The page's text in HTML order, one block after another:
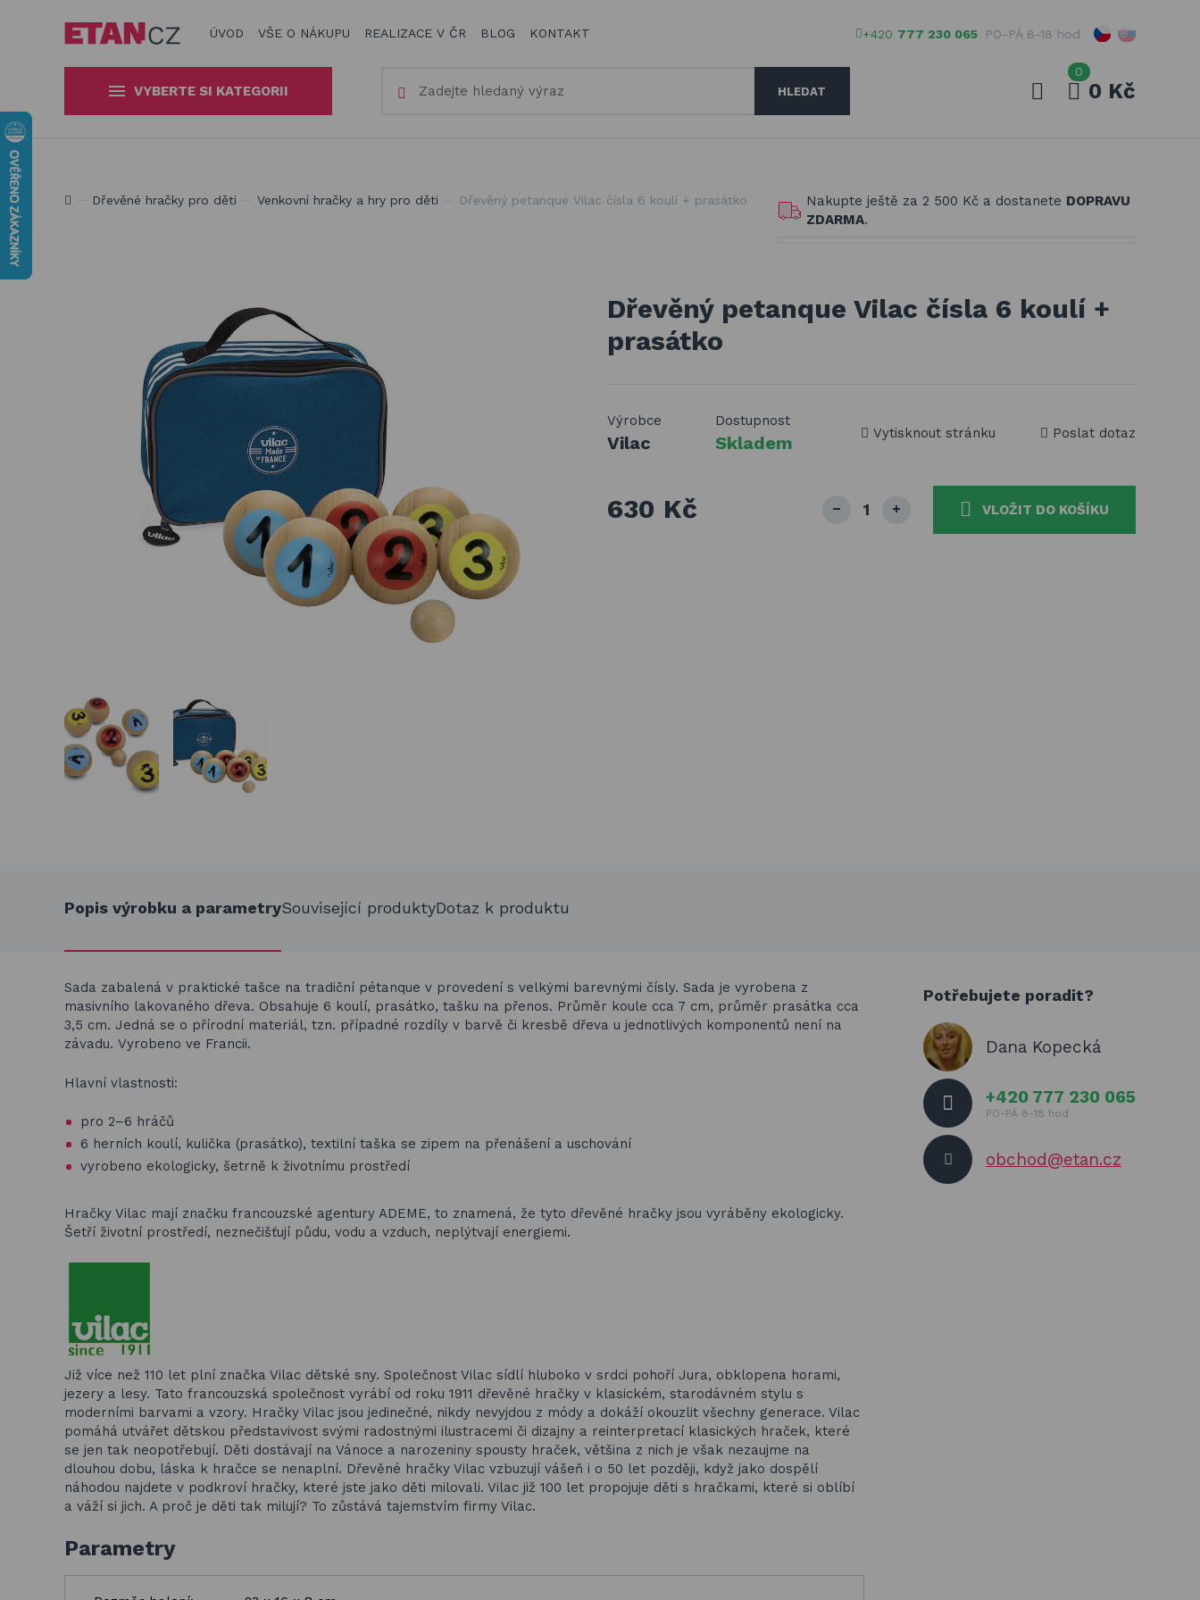
ÚVOD VŠE O NÁKUPU REALIZACE V ČR BLOG KONTAKT +420 777 230 065 PO-PÁ 8-18 hod
VYBERTE SI KATEGORII
na zahradní nábytek
Houpačky a závěsné systémy
Venkovní hry a hračky pro děti
Slackline
Basketbalové koše
Holandský billiard
(shuffleboard)
Gumové podlahy (dlaždice)
HLEDAT
Vaše heslo
PŘIHLÁSIT
0
0 Kč
Jsme experti na zastínění a venkovní zábavu
Dřevěné hračky pro děti Venkovní hračky a hry pro děti Dřevěný petanque Vilac čísla 6 koulí + prasátko Nakupte ještě za 2 500 Kč a dostanete DOPRAVU
ZDARMA.
Dřevěný petanque Vilac čísla 6 koulí +
prasátko
Výrobce
Vilac
Dostupnost
Skladem Vytisknout stránku Poslat dotaz
630 Kč VLOŽIT DO KOŠÍKU
Popis výrobku a parametrySouvisející produktyDotaz k produktu
Sada zabalená v praktické tašce na tradiční pétanque v provedení s velkými barevnými čísly. Sada je vyrobena z
masivního lakovaného dřeva. Obsahuje 6 koulí, prasátko, tašku na přenos. Průměr koule cca 7 cm, průměr prasátka cca
3,5 cm. Jedná se o přírodní materiál, tzn. případné rozdíly v barvě či kresbě dřeva u jednotlivých komponentů není na
závadu. Vyrobeno ve Francii.
Hlavní vlastnosti:
pro 2–6 hráčů
6 herních koulí, kulička (prasátko), textilní taška se zipem na přenášení a uschování
vyrobeno ekologicky, šetrně k životnímu prostředí
Hračky Vilac mají značku francouzské agentury ADEME, to znamená, že tyto dřevěné hračky jsou vyráběny ekologicky.
Šetří životní prostředí, neznečišťují půdu, vodu a vzduch, neplýtvají energiemi.
Již více než 110 let plní značka Vilac dětské sny. Společnost Vilac sídlí hluboko v srdci pohoří Jura, obklopena horami,
jezery a lesy. Tato francouzská společnost vyrábí od roku 1911 dřevěné hračky v klasickém, starodávném stylu s
moderními barvami a vzory. Hračky Vilac jsou jedinečné, nikdy nevyjdou z módy a dokáží okouzlit všechny generace. Vilac
pomáhá utvářet dětskou představivost svými radostnými ilustracemi či dizajny a reinterpretací klasických hraček, které
se jen tak neopotřebují. Děti dostávají na Vánoce a narozeniny spousty hraček, většina z nich je však nezaujme na
dlouhou dobu, láska k hračce se nenaplní. Dřevěné hračky Vilac vzbuzují vášeň i o 50 let později, když jako dospělí
náhodou najdete v podkroví hračky, které jste jako děti milovali. Vilac již 100 let propojuje děti s hračkami, které si oblíbí
a váží si jich. A proč je děti tak milují? To zůstává tajemstvím firmy Vilac.
Parametry
Potřebujete poradit?
Dana Kopecká
+420 777 230 065
PO-PÁ 8-18 hod
obchod@etan.cz